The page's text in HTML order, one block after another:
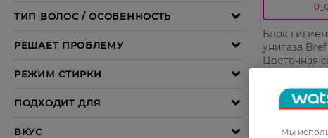
Блок
унитаза
Цветочная
179,99 ГРН
Мы